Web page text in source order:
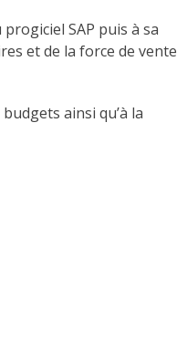
SAP puis à sa
et de la force de vente
ainsi qu’à la